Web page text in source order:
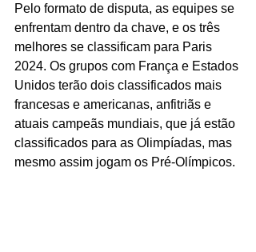
Pelo formato de disputa, as equipes se
enfrentam dentro da chave, e os três
melhores se classificam para Paris
2024. Os grupos com França e Estados
Unidos terão dois classificados mais
francesas e americanas, anfitriãs e
atuais campeãs mundiais, que já estão
classificados para as Olimpíadas, mas
mesmo assim jogam os Pré-Olímpicos.